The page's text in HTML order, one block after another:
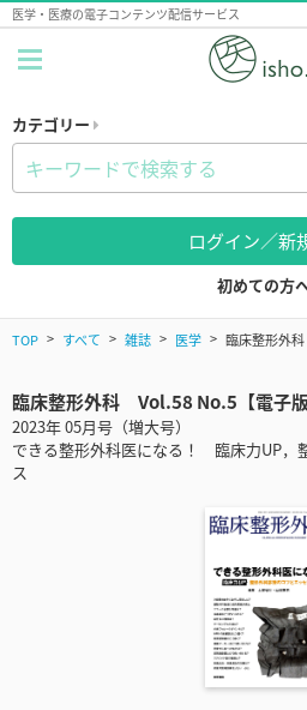
医学・医療の電子コンテンツ配信サービス
カテゴリー
ログイン／新
初めての方
TOP すべて 雑誌 医学 臨床整形外
臨床整形外科 Vol.58 No.5【電子版
2023年 05月号（増大号）
できる整形外科医になる！ 臨床力UP，
ス